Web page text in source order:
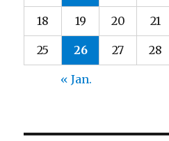
18 19 20 21
25 26 27 28
« Jan.